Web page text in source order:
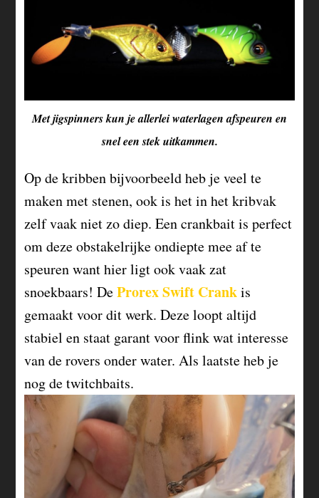
Met jigspinners kun je allerlei waterlagen afspeuren en
snel een stek uitkammen.
Op de kribben bijvoorbeeld heb je veel te
maken met stenen, ook is het in het kribvak
zelf vaak niet zo diep. Een crankbait is perfect
om deze obstakelrijke ondiepte mee af te
speuren want hier ligt ook vaak zat
snoekbaars! DeProrex Swift Crankis
gemaakt voor dit werk. Deze loopt altijd
stabiel en staat garant voor flink wat interesse
van de rovers onder water. Als laatste heb je
nog de twitchbaits.